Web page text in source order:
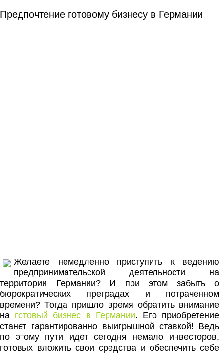
Предпочтение готовому бизнесу в Германии
Желаете немедленно приступить к ведению
предпринимательской деятельности на
территории Германии? И при этом забыть о
бюрократических преградах и потраченном
времени? Тогда пришло время обратить внимание
на готовый бизнес в Германии. Его приобретение
станет гарантированно выигрышной ставкой! Ведь
по этому пути идет сегодня немало инвесторов,
готовых вложить свои средства и обеспечить себе